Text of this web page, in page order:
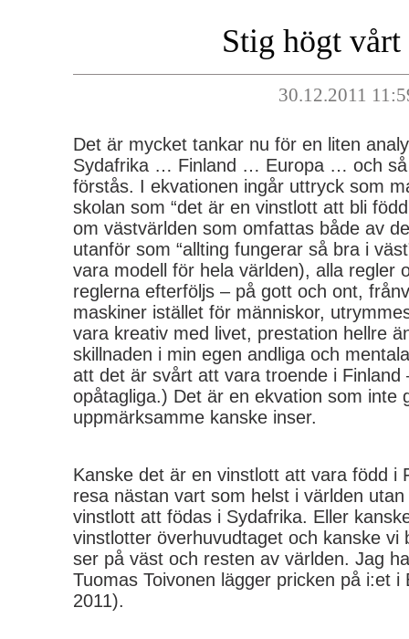
Stig högt vårt
30.12.2011
Det är mycket tankar nu för en liten
Sydafrika … Finland … Europa … och så
förstås. I ekvationen ingår uttryck som
skolan som “det är en vinstlott att bli
om västvärlden som omfattas både av
utanför som “allting fungerar så bra i
vara modell för hela världen), alla regler
reglerna efterföljs – på gott och ont,
maskiner istället för människor,
vara kreativ med livet, prestation hellre
skillnaden i min egen andliga och
att det är svårt att vara troende i
opåtagliga.) Det är en ekvation som inte
uppmärksamme kanske inser.
Kanske det är en vinstlott att vara född i
resa nästan vart som helst i världen
vinstlott att födas i Sydafrika. Eller
vinstlotter överhuvudtaget och kanske vi
ser på väst och resten av världen. Jag
Tuomas Toivonen lägger pricken på i:et
2011).